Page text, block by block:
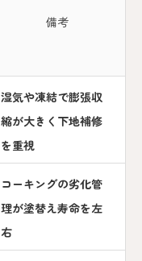
備考
湿気や凍結で膨張収
縮が大きく下地補修
を重視
コーキングの劣化管
理が塗替え寿命を左
右